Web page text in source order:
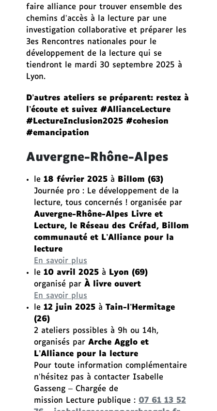
faire alliance pour trouver ensemble des
chemins d’accès à la lecture par une
investigation collaborative et préparer les
3es Rencontres nationales pour le
développement de la lecture qui se
tiendront le mardi 30 septembre 2025 à
Lyon.
D’autres ateliers se préparent: restez à
l’écoute et suivez #AllianceLecture
#LectureInclusion2025 #cohesion
#emancipation
Auvergne-Rhône-Alpes
le 18 février 2025 à Billom (63)
Journée pro : Le développement de la
lecture, tous concernés ! organisée par
Auvergne-Rhône-Alpes Livre et
Lecture, le Réseau des Créfad, Billom
communauté et L’Alliance pour la
lecture
En savoir plus
le 10 avril 2025 à
Lyon (69)
organisé par À livre ouvert
En savoir plus
le 12 juin 2025 à Tain-l’Hermitage
(26)
2 ateliers possibles à 9h ou 14h,
organisés par Arche Agglo et
L’Alliance pour la lecture
Pour toute information complémentaire
n’hésitez pas à contacter Isabelle
Gasseng – Chargée de
mission Lecture publique : 07 61 13 52